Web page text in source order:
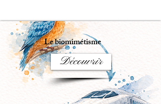
Le biomimétisme
Découvrir